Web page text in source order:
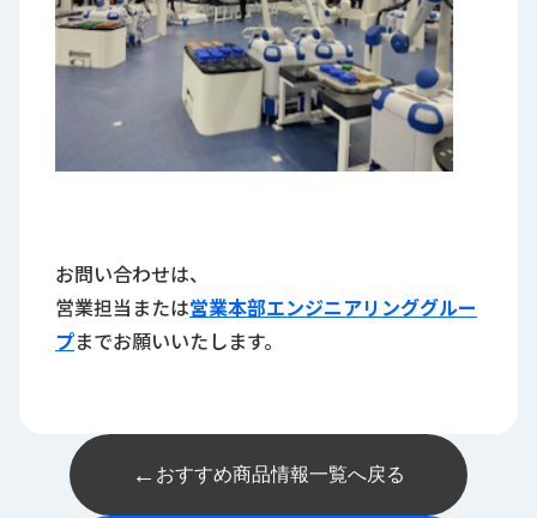
お問い合わせは、
営業担当または営業本部エンジニアリンググルー
プまでお願いいたします。
← おすすめ商品情報一覧へ戻る